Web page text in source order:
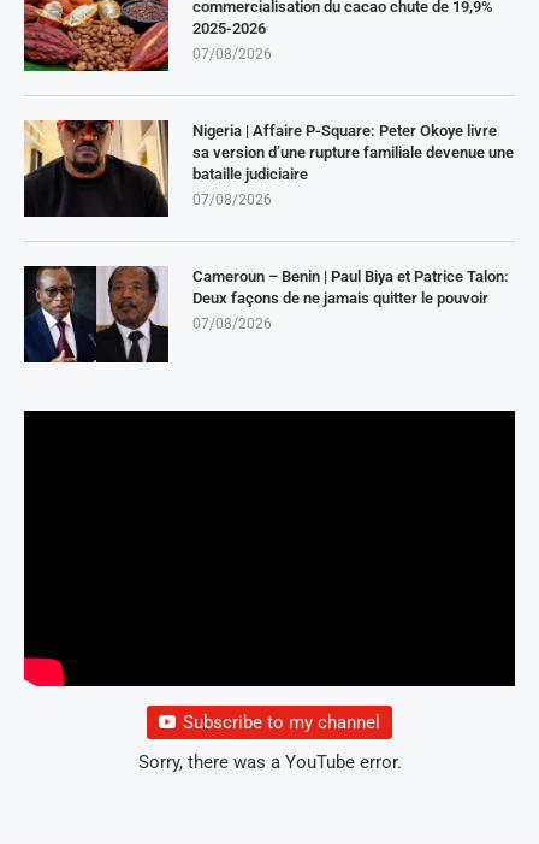
commercialisation du cacao chute de 19,9%
2025-2026
07/08/2026
Nigeria | Affaire P-Square: Peter Okoye livre
sa version d’une rupture familiale devenue une
bataille judiciaire
07/08/2026
Cameroun – Benin | Paul Biya et Patrice Talon:
Deux façons de ne jamais quitter le pouvoir
07/08/2026
Subscribe to my channel
Sorry, there was a YouTube error.